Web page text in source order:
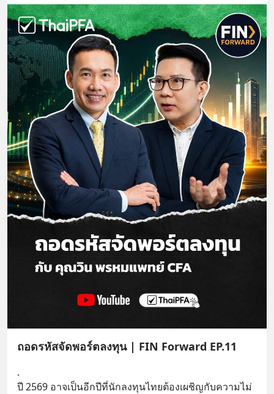
ถอดรหัสจัดพอร์ตลงทุน | FIN Forward EP.11
.
ปี 2569 อาจเป็นอีกปีที่นักลงทุนไทยต้องเผชิญกับความไม่